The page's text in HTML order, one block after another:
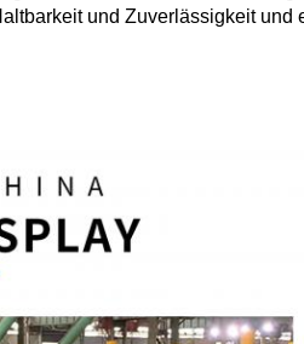
und Zuverlässigkeit und